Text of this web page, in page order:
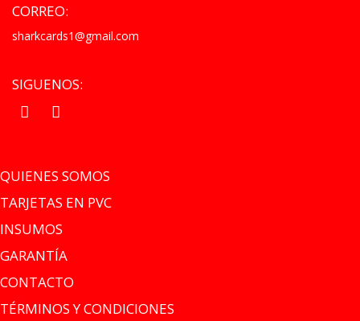
CORREO:
sharkcards1@gmail.com
SIGUENOS:
QUIENES SOMOS
TARJETAS EN PVC
INSUMOS
GARANTÍA
CONTACTO
TÉRMINOS Y CONDICIONES